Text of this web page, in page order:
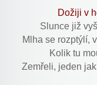
Dožiji v
Slunce již
Mlha se rozptýlí,
Kolik tu
Zemřeli, jeden